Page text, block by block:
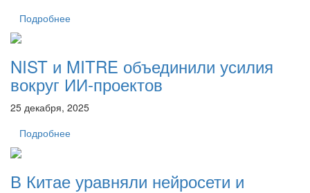
Подробнее
NIST и MITRE объединили усилия
вокруг ИИ-проектов
25 декабря, 2025
Подробнее
В Китае уравняли нейросети и